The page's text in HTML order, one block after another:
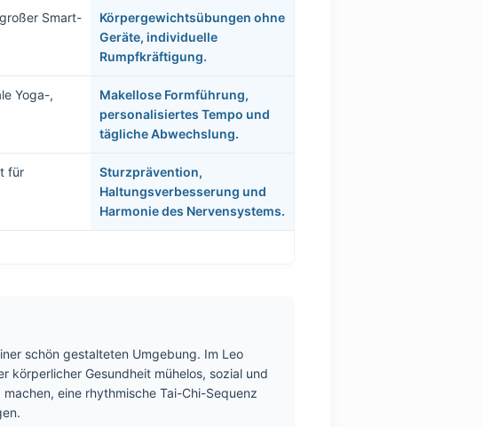
Smart-
Körpergewichtsübungen ohne
Geräte, individuelle
Rumpfkräftigung.
Yoga-,
Makellose Formführung,
personalisiertes Tempo und
tägliche Abwechslung.
für
Sturzprävention,
Haltungsverbesserung und
Harmonie des Nervensystems.
schön gestalteten Umgebung. Im Leo
körperlicher Gesundheit mühelos, sozial und
eine rhythmische Tai-Chi-Sequenz